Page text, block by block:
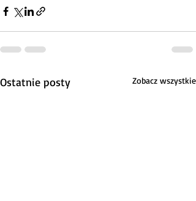
Ostatnie posty Zobacz wszystkie